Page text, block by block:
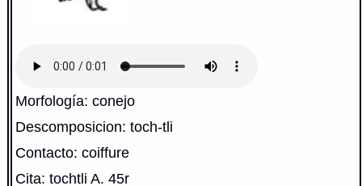
Morfología: conejo
Descomposicion: toch-tli
Contacto: coiffure
Cita: tochtli A. 45r